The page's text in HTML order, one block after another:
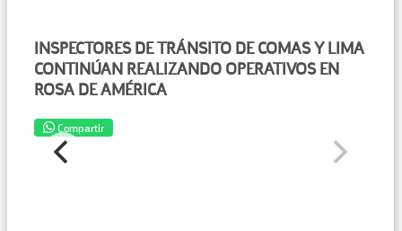
INSPECTORES DE TRÁNSITO DE COMAS Y LIMA
CONTINÚAN REALIZANDO OPERATIVOS EN
ROSA DE AMÉRICA
Compartir